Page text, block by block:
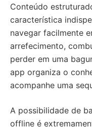
Conteúdo
característica
navegar facilmente
arrefecimento,
perder em uma
app organiza o
acompanhe uma
A possibilidade de
offline é